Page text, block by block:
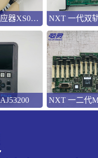
NXT 一代轨道感应器XS01454